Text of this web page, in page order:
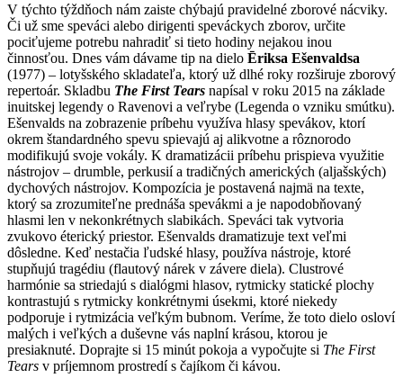
V týchto týždňoch nám zaiste chýbajú pravidelné zborové nácviky.
Či už sme speváci alebo dirigenti speváckych zborov, určite
pociťujeme potrebu nahradiť si tieto hodiny nejakou inou
činnosťou. Dnes vám dávame tip na dielo Ēriksa Ešenvaldsa
(1977) – lotyšského skladateľa, ktorý už dlhé roky rozširuje zborový
repertoár. Skladbu The First Tears napísal v roku 2015 na základe
inuitskej legendy o Ravenovi a veľrybe (Legenda o vzniku smútku).
Ešenvalds na zobrazenie príbehu využíva hlasy spevákov, ktorí
okrem štandardného spevu spievajú aj alikvotne a rôznorodo
modifikujú svoje vokály. K dramatizácii príbehu prispieva využitie
nástrojov – drumble, perkusií a tradičných amerických (aljašských)
dychových nástrojov. Kompozícia je postavená najmä na texte,
ktorý sa zrozumiteľne prednáša spevákmi a je napodobňovaný
hlasmi len v nekonkrétnych slabikách. Speváci tak vytvoria
zvukovo éterický priestor. Ešenvalds dramatizuje text veľmi
dôsledne. Keď nestačia ľudské hlasy, používa nástroje, ktoré
stupňujú tragédiu (flautový nárek v závere diela). Clustrové
harmónie sa striedajú s dialógmi hlasov, rytmicky statické plochy
kontrastujú s rytmicky konkrétnymi úsekmi, ktoré niekedy
podporuje i rytmizácia veľkým bubnom. Veríme, že toto dielo osloví
malých i veľkých a duševne vás naplní krásou, ktorou je
presiaknuté. Doprajte si 15 minút pokoja a vypočujte si The First
Tears v príjemnom prostredí s čajíkom či kávou.